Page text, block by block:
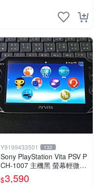
Y9199433501 132
Sony PlayStation Vita PSV P
CH-1007 主機黑 螢幕輕微老
化 可安裝遊戲 系統3.74書
$3,590